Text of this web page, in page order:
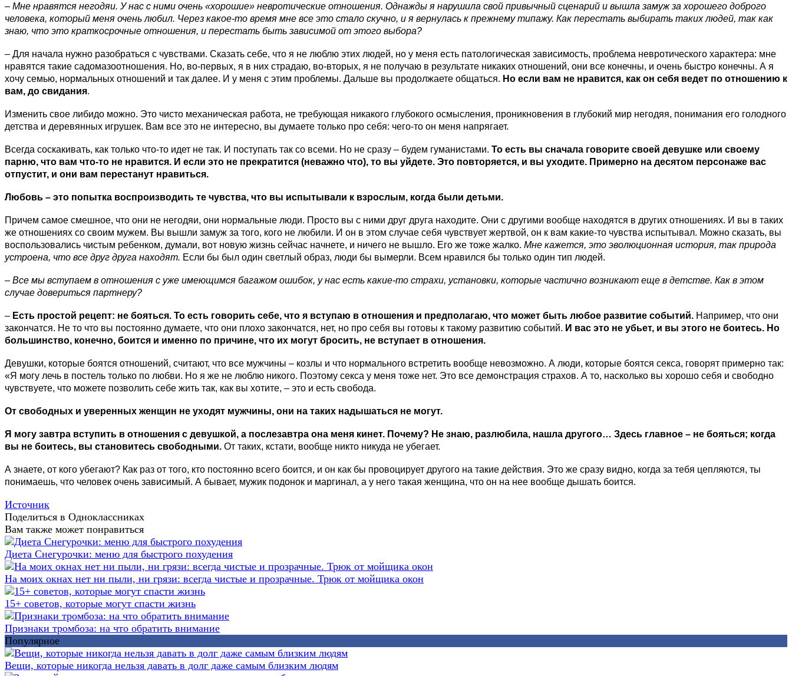
– Мне нравятся негодяи. У нас с ними очень «хорошие» невротические отношения. Однажды я нарушила свой привычный сценарий и вышла замуж за хорошего доброго
человека, который меня очень любил. Через какое-то время мне все это стало скучно, и я вернулась к прежнему типажу. Как перестать выбирать таких людей, так как
знаю, что это краткосрочные отношения, и перестать быть зависимой от этого выбора?
– Для начала нужно разобраться с чувствами. Сказать себе, что я не люблю этих людей, но у меня есть патологическая зависимость, проблема невротического характера: мне
нравятся такие садомазоотношения. Но, во-первых, я в них страдаю, во-вторых, я не получаю в результате никаких отношений, они все конечны, и очень быстро конечны. А я
хочу семью, нормальных отношений и так далее. И у меня с этим проблемы. Дальше вы продолжаете общаться. Но если вам не нравится, как он себя ведет по отношению к
вам, до свидания.
Изменить свое либидо можно. Это чисто механическая работа, не требующая никакого глубокого осмысления, проникновения в глубокий мир негодяя, понимания его голодного
детства и деревянных игрушек. Вам все это не интересно, вы думаете только про себя: чего-то он меня напрягает.
Всегда соскакивать, как только что-то идет не так. И поступать так со всеми. Но не сразу – будем гуманистами. То есть вы сначала говорите своей девушке или своему
парню, что вам что-то не нравится. И если это не прекратится (неважно что), то вы уйдете. Это повторяется, и вы уходите. Примерно на десятом персонаже вас
отпустит, и они вам перестанут нравиться.
Любовь – это попытка воспроизводить те чувства, что вы испытывали к взрослым, когда были детьми.
Причем самое смешное, что они не негодяи, они нормальные люди. Просто вы с ними друг друга находите. Они с другими вообще находятся в других отношениях. И вы в таких
же отношениях со своим мужем. Вы вышли замуж за того, кого не любили. И он в этом случае себя чувствует жертвой, он к вам какие-то чувства испытывал. Можно сказать, вы
воспользовались чистым ребенком, думали, вот новую жизнь сейчас начнете, и ничего не вышло. Его же тоже жалко. Мне кажется, это эволюционная история, так природа
устроена, что все друг друга находят. Если бы был один светлый образ, люди бы вымерли. Всем нравился бы только один тип людей.
– Все мы вступаем в отношения с уже имеющимся багажом ошибок, у нас есть какие-то страхи, установки, которые частично возникают еще в детстве. Как в этом
случае довериться партнеру?
– Есть простой рецепт: не бояться. То есть говорить себе, что я вступаю в отношения и предполагаю, что может быть любое развитие событий. Например, что они
закончатся. Не то что вы постоянно думаете, что они плохо закончатся, нет, но про себя вы готовы к такому развитию событий. И вас это не убьет, и вы этого не боитесь. Но
большинство, конечно, боится и именно по причине, что их могут бросить, не вступает в отношения.
Девушки, которые боятся отношений, считают, что все мужчины – козлы и что нормального встретить вообще невозможно. А люди, которые боятся секса, говорят примерно так:
«Я могу лечь в постель только по любви. Но я же не люблю никого. Поэтому секса у меня тоже нет. Это все демонстрация страхов. А то, насколько вы хорошо себя и свободно
чувствуете, что можете позволить себе жить так, как вы хотите, – это и есть свобода.
От свободных и уверенных женщин не уходят мужчины, они на таких надышаться не могут.
Я могу завтра вступить в отношения с девушкой, а послезавтра она меня кинет. Почему? Не знаю, разлюбила, нашла другого… Здесь главное – не бояться; когда
вы не боитесь, вы становитесь свободными. От таких, кстати, вообще никто никуда не убегает.
А знаете, от кого убегают? Как раз от того, кто постоянно всего боится, и он как бы провоцирует другого на такие действия. Это же сразу видно, когда за тебя цепляются, ты
понимаешь, что человек очень зависимый. А бывает, мужик подонок и маргинал, а у него такая женщина, что он на нее вообще дышать боится.
Источник
Поделиться в Одноклассниках
Вам также может понравиться
Диета Снегурочки: меню для быстрого похудения
На моих окнах нет ни пыли, ни грязи: всегда чистые и прозрачные. Трюк от мойщика окон
15+ советов, которые могут спасти жизнь
Признаки тромбоза: на что обратить внимание
Популярное
Вещи, которые никогда нельзя давать в долг даже самым близким людям